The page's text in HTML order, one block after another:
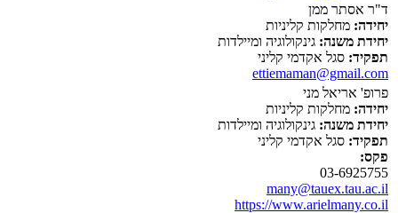
ד"ר אסתר ממן
יחידה: מחלקות קליניות
יחידת משנה: גינקולוגיה ומיילדות
תפקיד: סגל אקדמי קליני
ettiemaman@gmail.com
פרופ' אריאל מני
יחידה: מחלקות קליניות
יחידת משנה: גינקולוגיה ומיילדות
תפקיד: סגל אקדמי קליני
פקס:
03-6925755
many@tauex.tau.ac.il
https://www.arielmany.co.il